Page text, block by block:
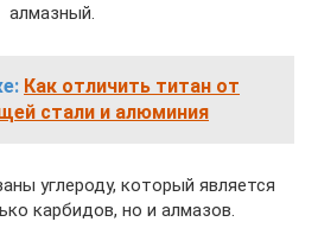
алмазный.
Как отличить титан от
стали и алюминия
углероду, который является
карбидов, но и алмазов.